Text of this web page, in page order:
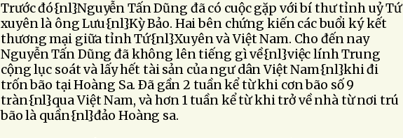
Trước đó{nl}Nguyễn Tấn Dũng đã có cuộc gặp với bí thư tỉnh uỷ Tứ
xuyên là ông Lưu{nl}Kỳ Bảo. Hai bên chứng kiến các buổi ký kết
thương mại giữa tỉnh Tứ{nl}Xuyên và Việt Nam. Cho đến nay
Nguyễn Tấn Dũng đã không lên tiếng gì về{nl}việc lính Trung
cộng lục soát và lấy hết tài sản của ngư dân Việt Nam{nl}khi đi
trốn bão tại Hoàng Sa. Ðã gần 2 tuần kể từ khi cơn bão số 9
tràn{nl}qua Việt Nam, và hơn 1 tuần kể từ khi trở về nhà từ nơi trú
bão là quần{nl}đảo Hoàng sa.